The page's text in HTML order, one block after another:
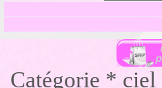
Catégorie * ciel